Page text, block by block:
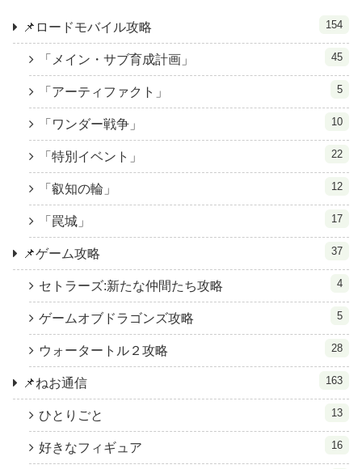
📌ロードモバイル攻略 154
「メイン・サブ育成計画」 45
「アーティファクト」 5
「ワンダー戦争」 10
「特別イベント」 22
「叡知の輪」 12
「罠城」 17
📌ゲーム攻略 37
セトラーズ:新たな仲間たち攻略 4
ゲームオブドラゴンズ攻略 5
ウォータートル２攻略 28
📌ねお通信 163
ひとりごと 13
好きなフィギュア 16